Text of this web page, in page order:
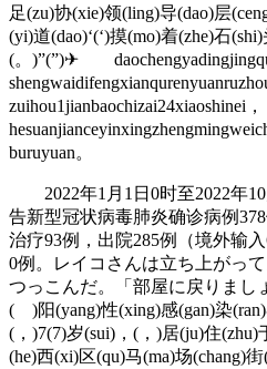
足(zu)协(xie)领(ling)导(dao)层
(yi)道(dao)‘(‘)摸(mo)着(zhe)石(shi)
(。)”(”)✈
zuihou1jianbaochizai24xiaoshinei，
buruyuan。
2022年1月1日0时至2022年10
告新型冠状病毒肺炎确诊病例
治疗93例，出院285例（境外输
0例。レイコさんは立ち上がっ
つっこんだ。「部屋に戻りま
( )阳(yang)性(xing)感(gan)染(ran)
(，)7(7)岁(sui)，(，)居(ju)住(zhu)
(he)西(xi)区(qu)马(ma)场(chang)